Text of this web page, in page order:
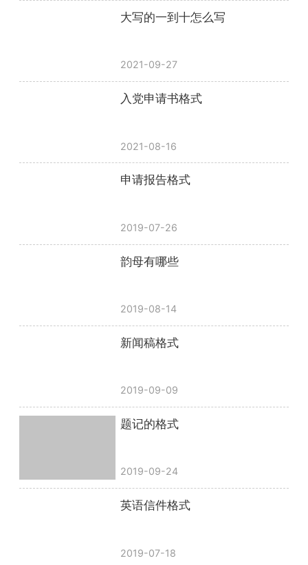
大写的一到十怎么写
2021-09-27
入党申请书格式
2021-08-16
申请报告格式
2019-07-26
韵母有哪些
2019-08-14
新闻稿格式
2019-09-09
题记的格式
2019-09-24
英语信件格式
2019-07-18